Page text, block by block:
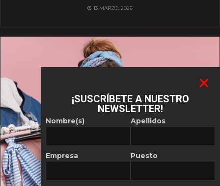
13 MARZO, 2026
¡SUSCRÍBETE A NUESTRO
NEWSLETTER!
Nombre(s)
Empresa
Apellidos
Puesto